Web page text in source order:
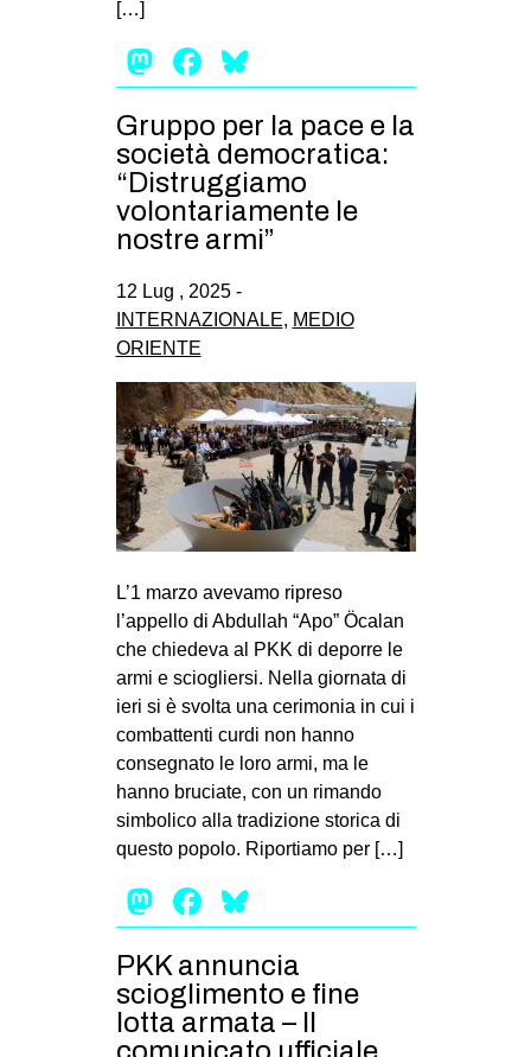
ARTE
CINEMA
MANIFESTI
MUSICA
RECENSIONI
AFRICA
ESTREMO ORIENTE
EUROPA
MEDIO ORIENTE
MONDO
EVENTI
in
Fb
tw
bsky
ms
[…]
Mastodon
Facebook
Gruppo per la pace e la
società democratica:
“Distruggiamo
volontariamente le
nostre armi”
12 Lug , 2025 -
INTERNAZIONALE, MEDIO
ORIENTE
L’1 marzo avevamo ripreso
l’appello di Abdullah “Apo” Öcalan
che chiedeva al PKK di deporre le
armi e sciogliersi. Nella giornata di
ieri si è svolta una cerimonia in cui i
combattenti curdi non hanno
consegnato le loro armi, ma le
hanno bruciate, con un rimando
simbolico alla tradizione storica di
questo popolo. Riportiamo per […]
Mastodon
Facebook
PKK annuncia
scioglimento e fine
lotta armata – Il
comunicato ufficiale